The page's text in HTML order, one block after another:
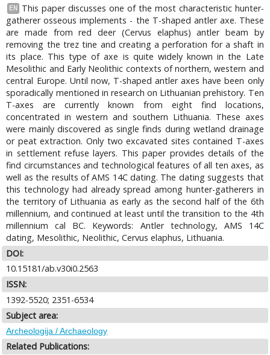
EN
This paper discusses one of the most characteristic hunter-
gatherer osseous implements - the T-shaped antler axe. These
are made from red deer (Cervus elaphus) antler beam by
removing the trez tine and creating a perforation for a shaft in
its place. This type of axe is quite widely known in the Late
Mesolithic and Early Neolithic contexts of northern, western and
central Europe. Until now, T-shaped antler axes have been only
sporadically mentioned in research on Lithuanian prehistory. Ten
T-axes are currently known from eight find locations,
concentrated in western and southern Lithuania. These axes
were mainly discovered as single finds during wetland drainage
or peat extraction. Only two excavated sites contained T-axes
in settlement refuse layers. This paper provides details of the
find circumstances and technological features of all ten axes, as
well as the results of AMS 14C dating. The dating suggests that
this technology had already spread among hunter-gatherers in
the territory of Lithuania as early as the second half of the 6th
millennium, and continued at least until the transition to the 4th
millennium cal BC. Keywords: Antler technology, AMS 14C
dating, Mesolithic, Neolithic, Cervus elaphus, Lithuania.
DOI:
10.15181/ab.v30i0.2563
ISSN:
1392-5520; 2351-6534
Subject area:
Archeologija / Archaeology
Related Publications: